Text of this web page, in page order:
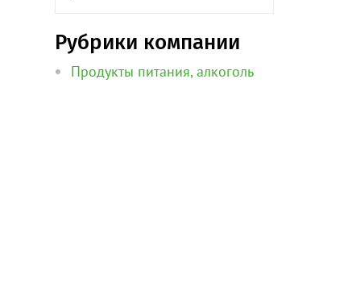
Рубрики компании
Продукты питания, алкоголь